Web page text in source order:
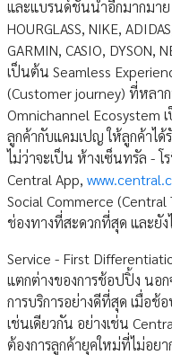
และแบรนด์ชั้นนำอีกมากมาย
HOURGLASS, NIKE,
GARMIN, CASIO, DYSON,
เป็นต้น Seamless
(Customer journey) ที่หลา
Omnichannel Ecosystem
ลูกค้ากับแคมเปญ ให้ลูกค้าไ
ไม่ว่าจะเป็น ห้างเซ็นทรัล -
Central App,
Social Commerce (Central
ช่องทางที่สะดวกที่สุด และยัง
Service - First
แตกต่างของการช้อปปิ้ง นอ
การบริการอย่างดีที่สุด เมื่อช้
เช่นเดียวกัน อย่างเช่น
ต้องการลูกค้ายุคใหม่ที่ไม่อย